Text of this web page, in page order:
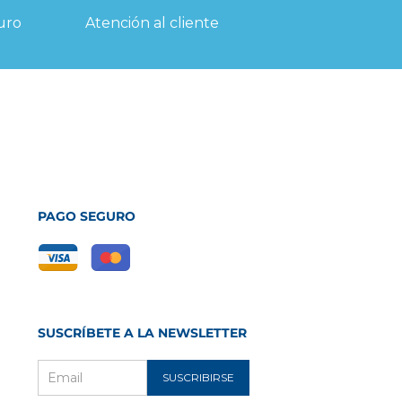
Atención al cliente
PAGO SEGURO
SUSCRÍBETE A LA NEWSLETTER
SUSCRIBIRSE